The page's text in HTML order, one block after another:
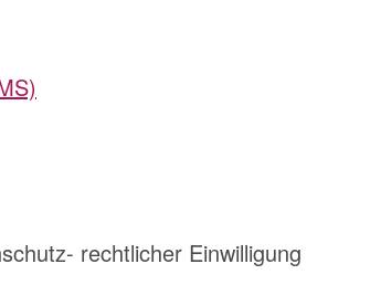
rechtlicher Einwilligung